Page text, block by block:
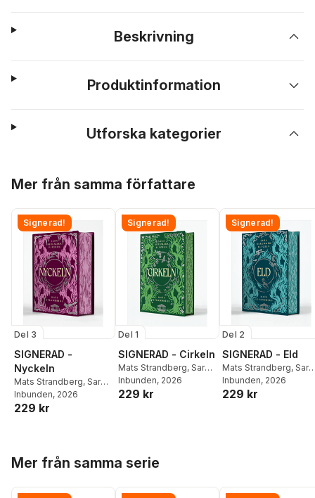
Beskrivning
Produktinformation
Utforska kategorier
Mer från samma författare
Signerad!
Del 3
SIGNERAD -
Nyckeln
Mats Strandberg, Sara
Bergmark Elfgren
Inbunden, 2026
229 kr
Signerad!
Del 1
SIGNERAD - Cirkeln
Mats Strandberg, Sara
Bergmark Elfgren
Inbunden, 2026
229 kr
Signerad!
Del 2
SIGNERAD - Eld
Mats Strandberg, Sara
Bergmark Elfgren
Inbunden, 2026
229 kr
Mer från samma serie